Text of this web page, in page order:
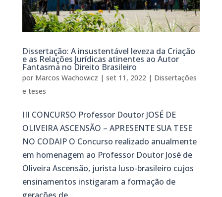
Dissertação: A insustentável leveza da Criação
e as Relações Jurídicas atinentes ao Autor
Fantasma no Direito Brasileiro
por Marcos Wachowicz | set 11, 2022| Dissertações
e teses
III CONCURSO Professor Doutor JOSÉ DE
OLIVEIRA ASCENSÃO – APRESENTE SUA TESE
NO CODAIP O Concurso realizado anualmente
em homenagem ao Professor Doutor José de
Oliveira Ascensão, jurista luso-brasileiro cujos
ensinamentos instigaram a formação de